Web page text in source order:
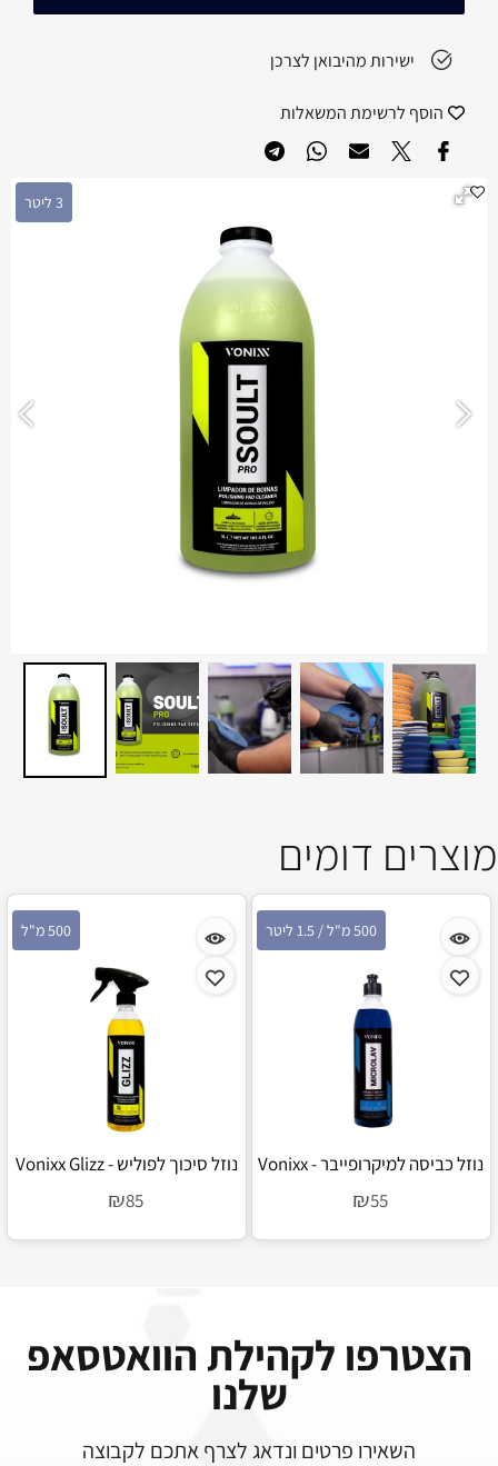
3 ליטר
ישירות מהיבואן לצרכן
הוסף לרשימת המשאלות
מוצרים דומים
500 מ"ל / 1.5 ליטר
נוזל כביסה למיקרופייבר - Vonixx
₪55
500 מ"ל
נוזל סיכוך לפוליש - Vonixx Glizz
₪85
הצטרפו לקהילת הוואטסאפ
שלנו
השאירו פרטים ונדאג לצרף אתכם לקבוצה